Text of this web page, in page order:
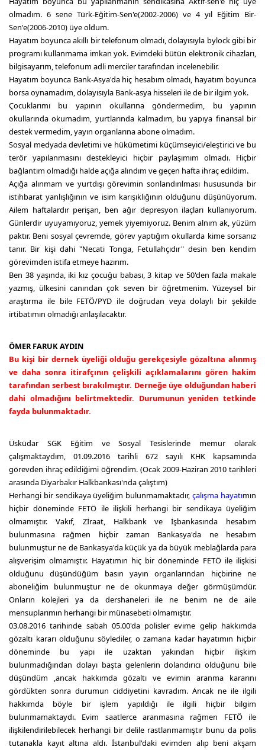
olmadım. 6 sene Türk-Eğitim-Sen'e(2002-2006) ve 4 yıl Eğitim Bir-
Sen'e(2006-2010) üye oldum.
Hayatım boyunca akıllı bir telefonum olmadı, dolayısıyla bylock gibi bir
programı kullanmama imkan yok. Evimdeki bütün elektronik cihazları,
bilgisayarım, telefonum adli merciler tarafından incelenebilir.
Hayatım boyunca Bank-Asya'da hiç hesabım olmadı, hayatım boyunca
borsa oynamadım, dolayısıyla Bank-asya hisseleri ile de bir ilgim yok.
Çocuklarımı bu yapının okullarına göndermedim, bu yapının
okullarında okumadım, yurtlarında kalmadım, bu yapıya finansal bir
destek vermedim, yayın organlarına abone olmadım.
Sosyal medyada devletimi ve hükümetimi küçümseyici/eleştirici ve bu
terör yapılanmasını destekleyici hiçbir paylaşımım olmadı. Hiçbir
bağlantım olmadığı halde açığa alındım ve geçen hafta ihraç edildim.
Açığa alınmam ve yurtdışı görevimin sonlandırılması hususunda bir
istihbarat yanlışlığının ve isim karışıklığının olduğunu düşünüyorum.
Ailem haftalardır perişan, ben ağır depresyon ilaçları kullanıyorum.
Günlerdir uyuyamıyoruz, yemek yiyemiyoruz. Benim alnım ak, yüzüm
paktır. Beni sosyal çevremde, görev yaptığım okullarda kime sorsanız
tanır. Bir kişi dahi "Necati Tonga, Fetullahçıdır" desin ben kendim
görevimden istifa etmeye hazırım.
Ben 38 yaşında, iki kız çocuğu babası, 3 kitap ve 50'den fazla makale
yazmış, ülkesini canından çok seven bir öğretmenim. Yüzeysel bir
araştırma ile bile FETÖ/PYD ile doğrudan veya dolaylı bir şekilde
irtibatımın olmadığı anlaşılacaktır.
ÖMER FARUK AYDIN
Bu kişi bir dernek üyeliği olduğu gerekçesiyle gözaltına alınmış
ve daha sonra itirafçının çelişkili açıklamalarını gören hakim
tarafından serbest bırakılmıştır. Derneğe üye olduğundan haberi
dahi olmadığını belirtmektedir. Durumunun yeniden tetkinde
fayda bulunmaktadır.
Üsküdar SGK Eğitim ve Sosyal Tesislerinde memur olarak
çalışmaktaydım, 01.09.2016 tarihli 672 sayılı KHK kapsamında
görevden ihraç edildiğimi öğrendim. (Ocak 2009-Haziran 2010 tarihleri
arasında Diyarbakır Halkbankası'nda çalıştım)
Herhangi bir sendikaya üyeliğim bulunmamaktadır,çalışma hayatımın
hiçbir döneminde FETÖ ile ilişkili herhangi bir sendikaya üyeliğim
olmamıştır. Vakıf, Zİraat, Halkbank ve İşbankasında hesabım
bulunmasına rağmen hiçbir zaman Bankasya'da ne hesabım
bulunmuştur ne de Bankasya'da küçük ya da büyük meblağlarda para
alışverişim olmamıştır. Hayatımın hiç bir döneminde FETÖ ile ilişkisi
olduğunu düşündüğüm basın yayın organlarından hiçbirine ne
aboneliğim bulunmuştur ne de okunmaya değer görmüşümdür.
Onların kolejleri ya da dershaneleri ile ne benim ne de aile
mensuplarımın herhangi bir münasebeti olmamıştır.
03.08.2016 tarihinde sabah 05.00'da polisler evime gelip hakkımda
gözaltı kararı olduğunu söylediler, o zamana kadar hayatımın hiçbir
döneminde bu yapı ile uzaktan yakından hiçbir ilişkim
bulunmadığından dolayı başta gelenlerin dolandırıcı olduğunu bile
düşündüm ,ancak hakkımda gözaltı ve evimin aranma kararını
gördükten sonra durumun ciddiyetini kavradım. Ancak ne ile ilgili
hakkımda böyle bir işlem yapıldığı ile ilgili hiçbir bilgim
bulunmamaktaydı. Evim saatlerce aranmasına rağmen FETÖ ile
ilişkilendirilebilecek herhangi bir delile rastlanmamıştır bunu da polis
tutanakla kayıt altına aldı. İstanbul'daki evimden alıp beni akşam